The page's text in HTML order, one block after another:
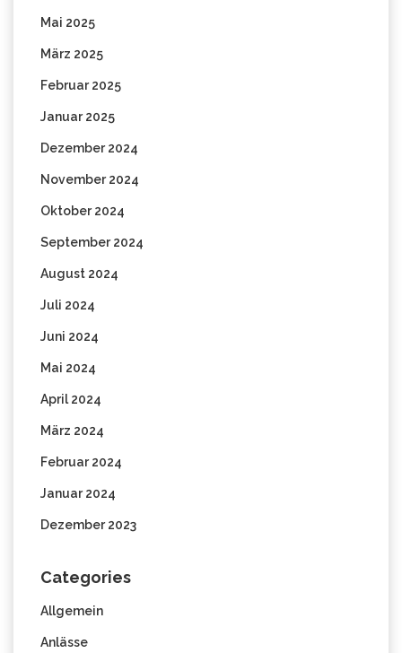
Mai 2025
März 2025
Februar 2025
Januar 2025
Dezember 2024
November 2024
Oktober 2024
September 2024
August 2024
Juli 2024
Juni 2024
Mai 2024
April 2024
März 2024
Februar 2024
Januar 2024
Dezember 2023
Categories
Allgemein
Anlässe